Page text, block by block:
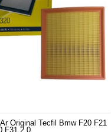
Original Tecfil Bmw F20 F21
F31 2.0